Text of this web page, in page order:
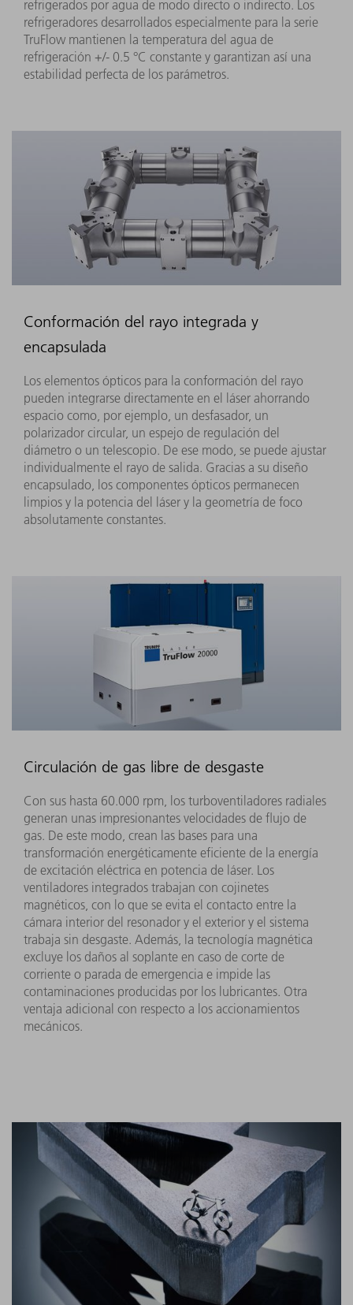
refrigerados por agua de modo directo o indirecto. Los
refrigeradores desarrollados especialmente para la serie
TruFlow mantienen la temperatura del agua de
refrigeración +/- 0.5 °C constante y garantizan así una
estabilidad perfecta de los parámetros.
Conformación del rayo integrada y
encapsulada
Los elementos ópticos para la conformación del rayo
pueden integrarse directamente en el láser ahorrando
espacio como, por ejemplo, un desfasador, un
polarizador circular, un espejo de regulación del
diámetro o un telescopio. De ese modo, se puede ajustar
individualmente el rayo de salida. Gracias a su diseño
encapsulado, los componentes ópticos permanecen
limpios y la potencia del láser y la geometría de foco
absolutamente constantes.
Circulación de gas libre de desgaste
Con sus hasta 60.000 rpm, los turboventiladores radiales
generan unas impresionantes velocidades de flujo de
gas. De este modo, crean las bases para una
transformación energéticamente eficiente de la energía
de excitación eléctrica en potencia de láser. Los
ventiladores integrados trabajan con cojinetes
magnéticos, con lo que se evita el contacto entre la
cámara interior del resonador y el exterior y el sistema
trabaja sin desgaste. Además, la tecnología magnética
excluye los daños al soplante en caso de corte de
corriente o parada de emergencia e impide las
contaminaciones producidas por los lubricantes. Otra
ventaja adicional con respecto a los accionamientos
mecánicos.